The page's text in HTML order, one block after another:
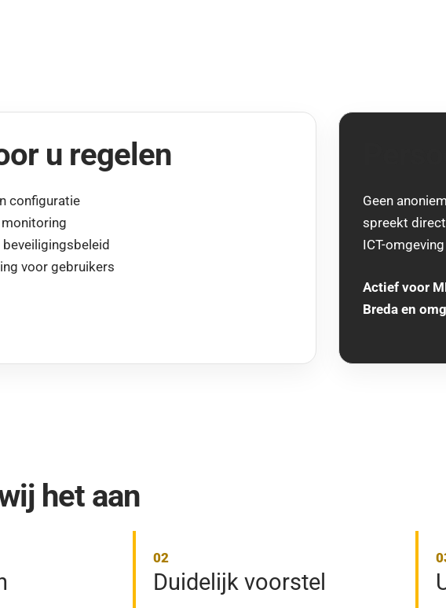
u regelen
configuratie
voor gebruikers
Geen
spreekt
ICT-
Actief voor
Breda en
het aan
Duidelijk voorstel